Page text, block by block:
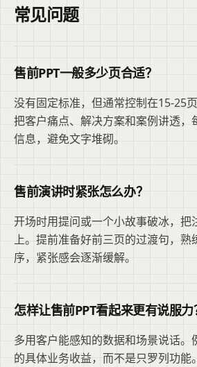
常见问题
售前PPT一般多少页合适？
没有固定标准，但通常控制在15-25
把客户痛点、解决方案和案例讲透，
信息，避免文字堆砌。
售前演讲时紧张怎么办？
开场时用提问或一个小故事破冰，把
上。提前准备好前三页的过渡句，熟
序，紧张感会逐渐缓解。
怎样让售前PPT看起来更有说服力
多用客户能感知的数据和场景说话。
的具体业务收益，而不是只罗列功能